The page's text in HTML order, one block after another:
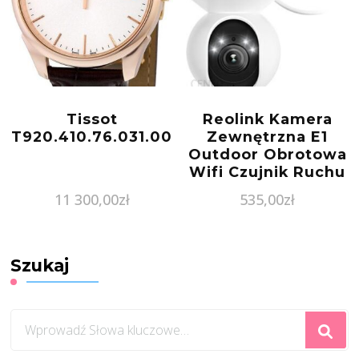
Tissot
T920.410.76.031.00
11 300,00zł
Reolink Kamera
Zewnętrzna E1
Outdoor Obrotowa
Wifi Czujnik Ruchu
Postaci I Pojazdów
535,00zł
Szukaj
czegoś?